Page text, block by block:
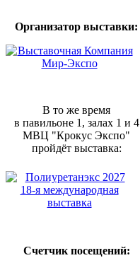
Организатор выставки:
В то же время
в павильоне 1, залах 1 и 4
МВЦ "Крокус Экспо"
пройдёт выставка:
Счетчик посещений: